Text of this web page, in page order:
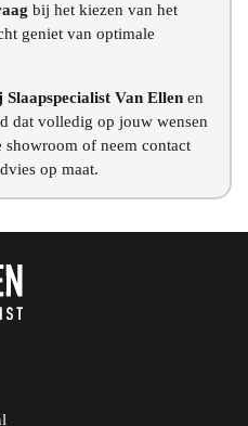
bij het kiezen van het
geniet van optimale
Van Ellen en
dat volledig op jouw wensen
of neem contact
op maat.